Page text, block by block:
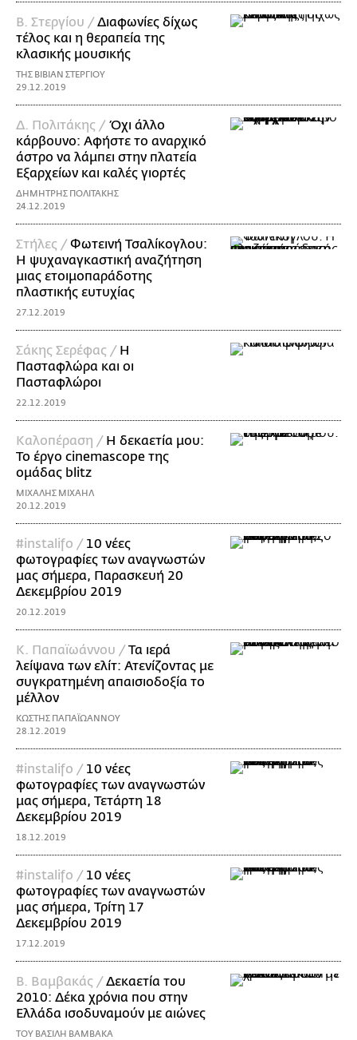
Β. Στεργίου /Διαφωνίες δίχως
τέλος και η θεραπεία της
κλασικής μουσικής
ΤΗΣ ΒΙΒΙΑΝ ΣΤΕΡΓΙΟΥ
29.12.2019
Δ. Πολιτάκης /Όχι άλλο
κάρβουνο: Αφήστε το αναρχικό
άστρο να λάμπει στην πλατεία
Εξαρχείων και καλές γιορτές
ΔΗΜΗΤΡΗΣ ΠΟΛΙΤΑΚΗΣ
24.12.2019
Στήλες /Φωτεινή Τσαλίκογλου:
Η ψυχαναγκαστική αναζήτηση
μιας ετοιμοπαράδοτης
πλαστικής ευτυχίας
27.12.2019
Σάκης Σερέφας / Η
Πασταφλώρα και οι
Πασταφλώροι
22.12.2019
Καλοπέραση / Η δεκαετία μου:
Το έργο cinemascope της
ομάδας blitz
ΜΙΧΑΛΗΣ ΜΙΧΑΗΛ
20.12.2019
#instalifo / 10 νέες
φωτογραφίες των αναγνωστών
μας σήμερα, Παρασκευή 20
Δεκεμβρίου 2019
20.12.2019
Κ. Παπαϊωάννου /Τα ιερά
λείψανα των ελίτ: Ατενίζοντας με
συγκρατημένη απαισιοδοξία το
μέλλον
ΚΩΣΤΗΣ ΠΑΠΑΪΩΑΝΝΟΥ
28.12.2019
#instalifo / 10 νέες
φωτογραφίες των αναγνωστών
μας σήμερα, Τετάρτη 18
Δεκεμβρίου 2019
18.12.2019
#instalifo / 10 νέες
φωτογραφίες των αναγνωστών
μας σήμερα, Τρίτη 17
Δεκεμβρίου 2019
17.12.2019
Β. Βαμβακάς /Δεκαετία του
2010: Δέκα χρόνια που στην
Ελλάδα ισοδυναμούν με αιώνες
ΤΟΥ ΒΑΣΙΛΗ ΒΑΜΒΑΚΑ